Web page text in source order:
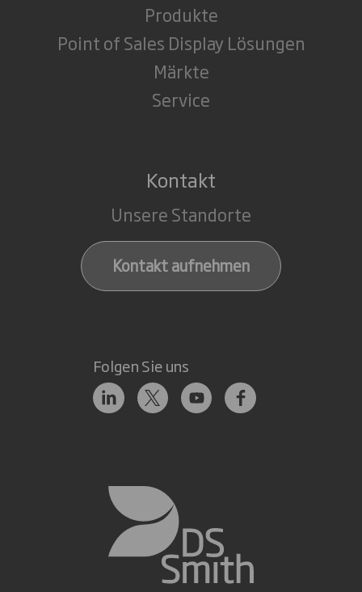
Produkte
Point of Sales Display Lösungen
Märkte
Service
Kontakt
Unsere Standorte
Kontakt aufnehmen
Folgen Sie uns